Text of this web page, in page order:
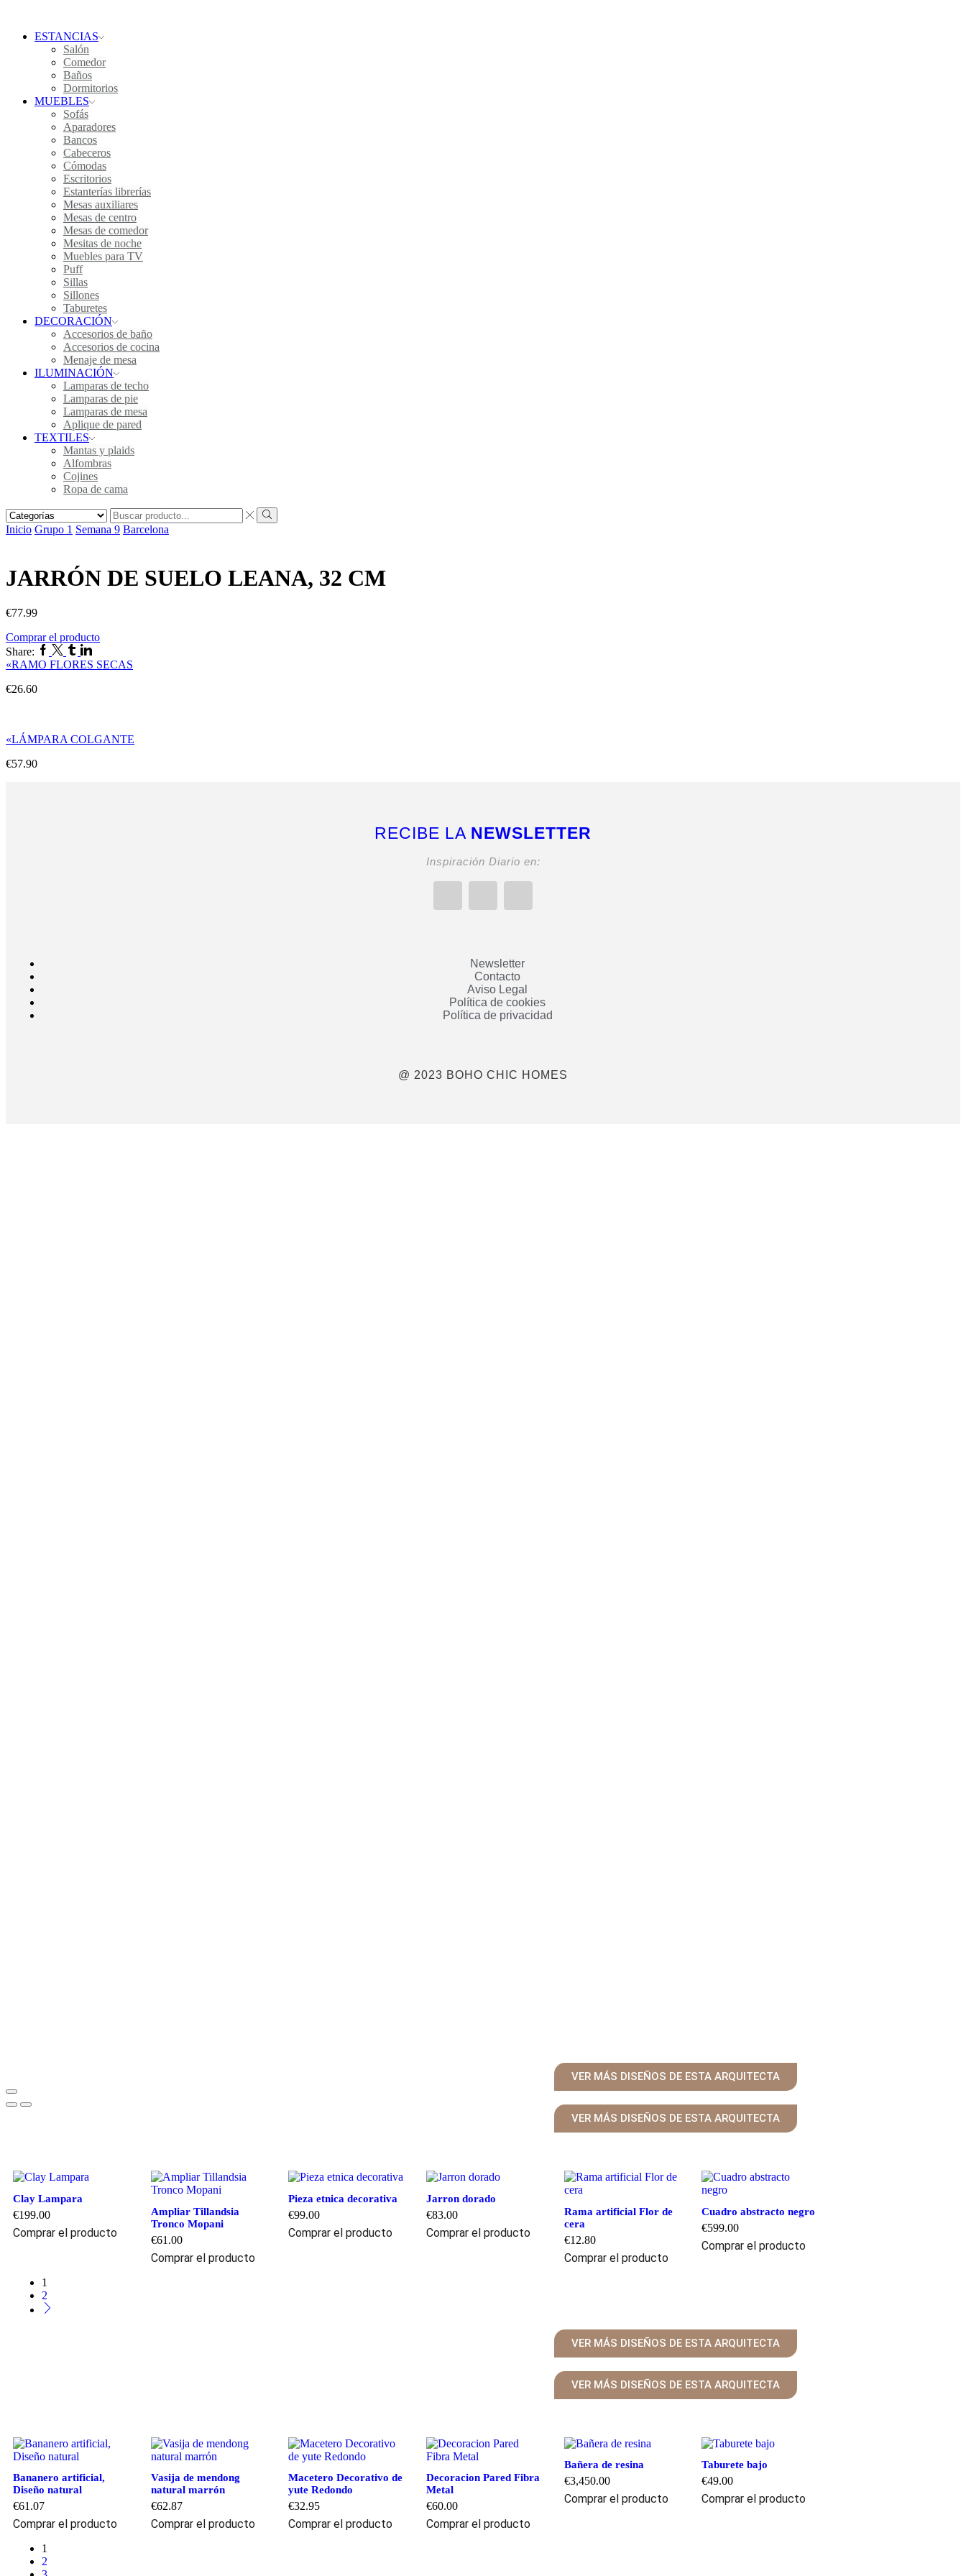
ESTANCIAS
Salón
Comedor
Baños
Dormitorios
MUEBLES
Sofás
Aparadores
Bancos
Cabeceros
Cómodas
Escritorios
Estanterías librerías
Mesas auxiliares
Mesas de centro
Mesas de comedor
Mesitas de noche
Muebles para TV
Puff
Sillas
Sillones
Taburetes
DECORACIÓN
Accesorios de baño
Accesorios de cocina
Menaje de mesa
ILUMINACIÓN
Lamparas de techo
Lamparas de pie
Lamparas de mesa
Aplique de pared
TEXTILES
Mantas y plaids
Alfombras
Cojines
Ropa de cama
Inicio Grupo 1 Semana 9 Barcelona
JARRÓN DE SUELO LEANA, 32 CM
€77.99
Comprar el producto
Share:
«RAMO FLORES SECAS
€26.60
«LÁMPARA COLGANTE
€57.90
RECIBE LA NEWSLETTER
Inspiración Diario en:
Newsletter
Contacto
Aviso Legal
Política de cookies
Política de privacidad
@ 2023 BOHO CHIC HOMES
VER MÁS DISEÑOS DE ESTA ARQUITECTA
VER MÁS DISEÑOS DE ESTA ARQUITECTA
Clay Lampara
€199.00
Comprar el producto
Ampliar Tillandsia
Tronco Mopani
€61.00
Comprar el producto
Pieza etnica decorativa
€99.00
Comprar el producto
Jarron dorado
€83.00
Comprar el producto
Rama artificial Flor de
cera
€12.80
Comprar el producto
Cuadro abstracto negro
€599.00
Comprar el producto
1
2
VER MÁS DISEÑOS DE ESTA ARQUITECTA
VER MÁS DISEÑOS DE ESTA ARQUITECTA
Bananero artificial,
Diseño natural
€61.07
Comprar el producto
Vasija de mendong
natural marrón
€62.87
Comprar el producto
Macetero Decorativo de
yute Redondo
€32.95
Comprar el producto
Decoracion Pared Fibra
Metal
€60.00
Comprar el producto
Bañera de resina
€3,450.00
Comprar el producto
Taburete bajo
€49.00
Comprar el producto
1
2